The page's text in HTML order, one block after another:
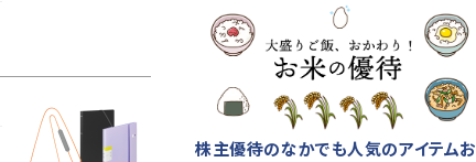
株主優待のなかでも人気のアイテムお